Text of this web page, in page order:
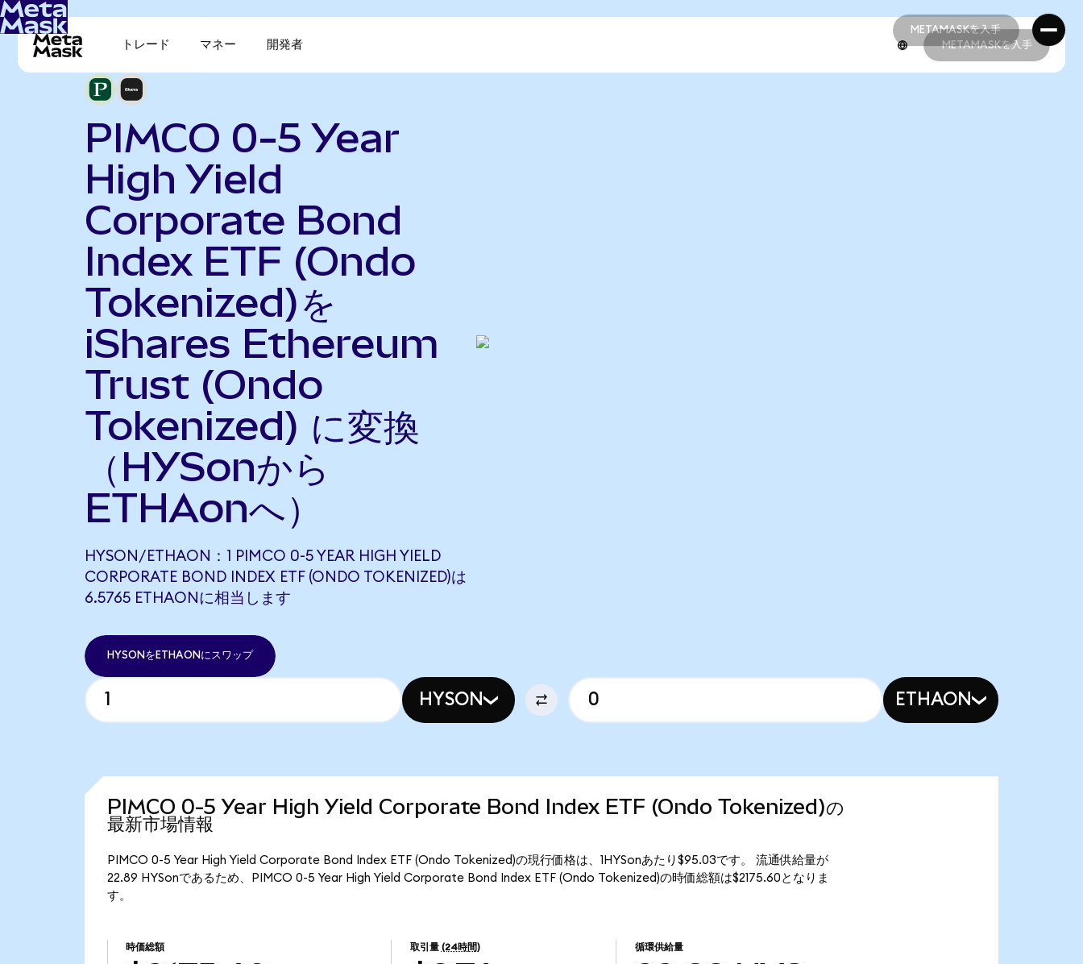
METAMASKを入手
METAMASKを入手
トレード マネー 開発者 METAMASKを入手
PIMCO 0-5 Year
High Yield
Corporate Bond
Index ETF (Ondo
Tokenized)を
iShares Ethereum
Trust (Ondo
Tokenized) に変換
（HYSonから
ETHAonへ）
HYSON/ETHAON：1 PIMCO 0-5 YEAR HIGH YIELD
CORPORATE BOND INDEX ETF (ONDO TOKENIZED)は
6.5765 ETHAONに相当します
HYSONをETHAONにスワップ
HYSON ETHAON
PIMCO 0-5 Year High Yield Corporate Bond Index ETF (Ondo Tokenized)の
最新市場情報
PIMCO 0-5 Year High Yield Corporate Bond Index ETF (Ondo Tokenized)の現行価格は、1HYSonあたり$95.03です。 流通供給量が
22.89 HYSonであるため、PIMCO 0-5 Year High Yield Corporate Bond Index ETF (Ondo Tokenized)の時価総額は$2175.60となりま
す。
時価総額 取引量 (24時間) 循環供給量